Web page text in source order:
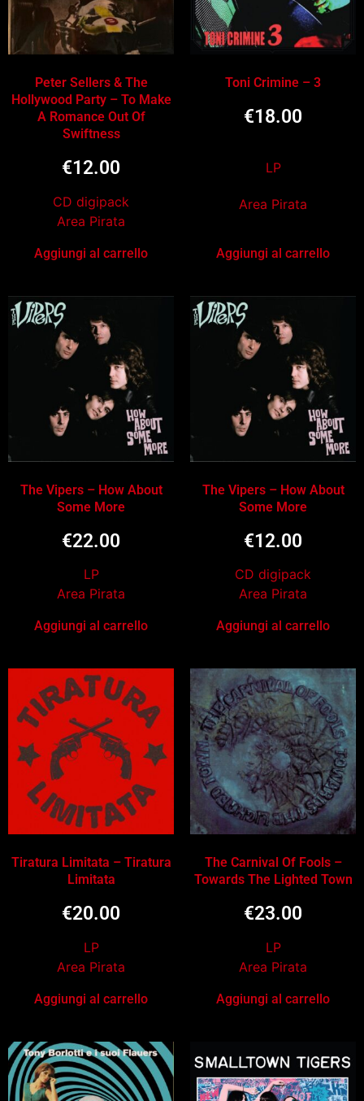
Peter Sellers & The
Hollywood Party – To Make
A Romance Out Of
Swiftness
€12.00
CD digipack
Area Pirata
Aggiungi al carrello
Toni Crimine – 3
€18.00
LP
Area Pirata
Aggiungi al carrello
The Vipers – How About
Some More
€22.00
LP
Area Pirata
Aggiungi al carrello
The Vipers – How About
Some More
€12.00
CD digipack
Area Pirata
Aggiungi al carrello
Tiratura Limitata – Tiratura
Limitata
€20.00
LP
Area Pirata
Aggiungi al carrello
The Carnival Of Fools –
Towards The Lighted Town
€23.00
LP
Area Pirata
Aggiungi al carrello